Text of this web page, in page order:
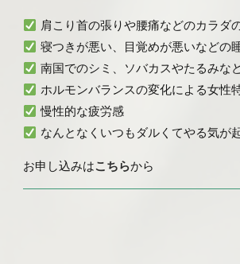
肩こり首の張りや腰痛などのカラダ
寝つきが悪い、目覚めが悪いなどの
南国でのシミ、ソバカスやたるみな
ホルモンバランスの変化による女性
慢性的な疲労感
なんとなくいつもダルくてやる気が
お申し込みはこちらから